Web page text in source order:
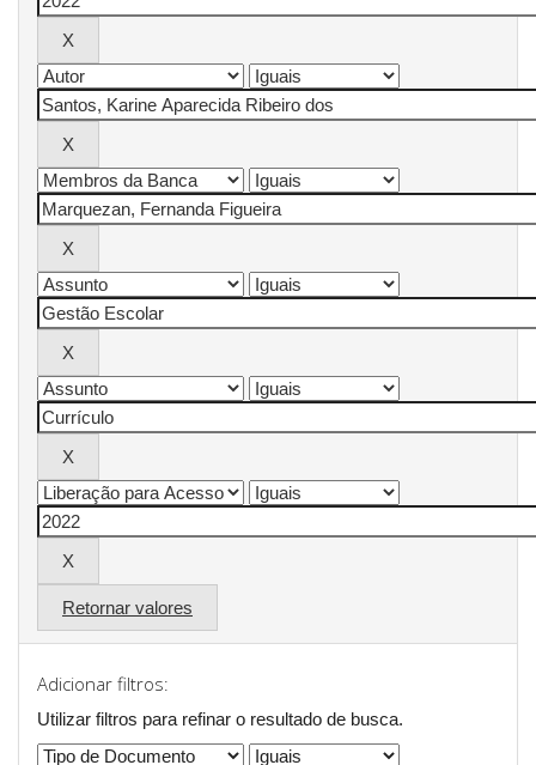
Retornar valores
Adicionar filtros:
Utilizar filtros para refinar o resultado de busca.